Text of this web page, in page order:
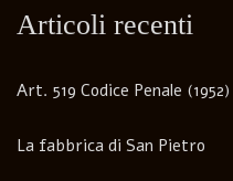
Articoli recenti
Art. 519 Codice Penale (1952)
La fabbrica di San Pietro